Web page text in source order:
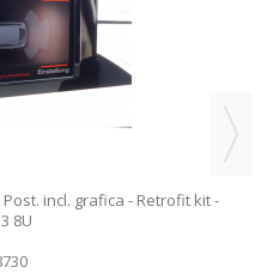
incl. grafica - Retrofit kit -
8U